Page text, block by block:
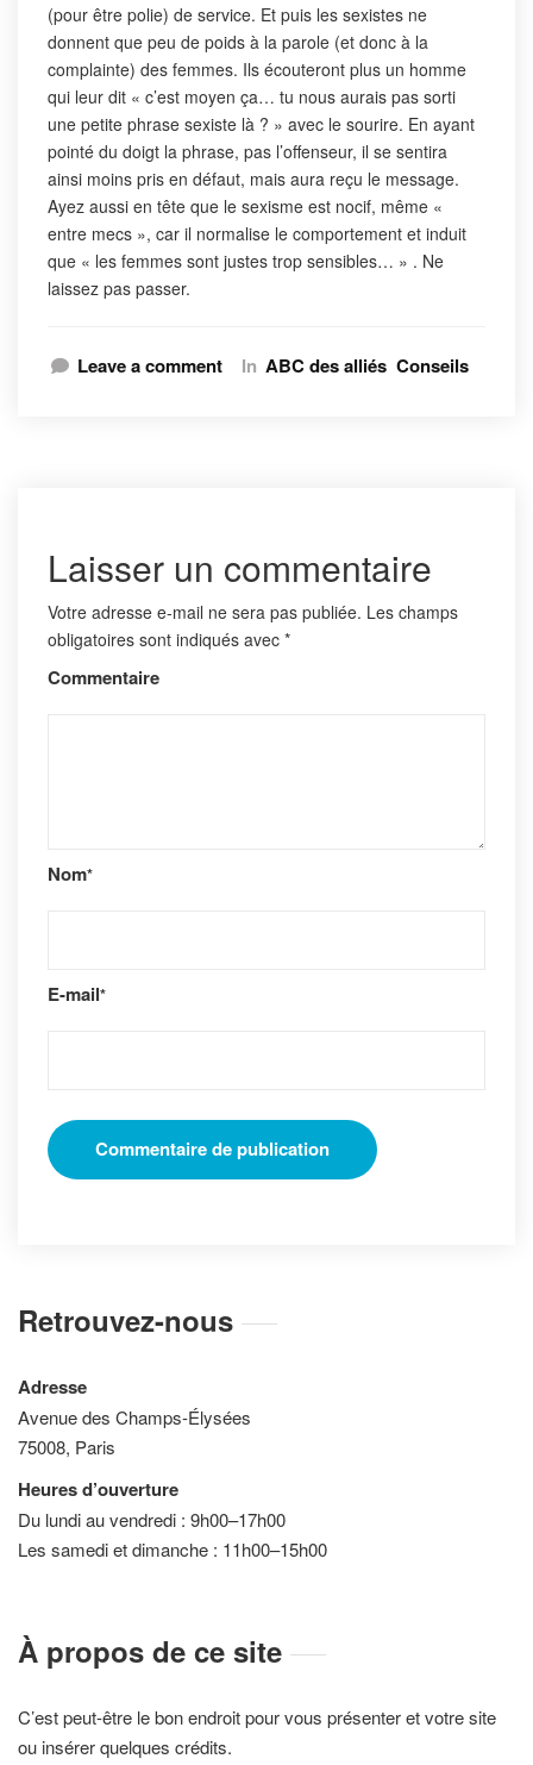
(pour être polie) de service. Et puis les sexistes ne
donnent que peu de poids à la parole (et donc à la
complainte) des femmes. Ils écouteront plus un homme
qui leur dit « c’est moyen ça… tu nous aurais pas sorti
une petite phrase sexiste là ? » avec le sourire. En ayant
pointé du doigt la phrase, pas l’offenseur, il se sentira
ainsi moins pris en défaut, mais aura reçu le message.
Ayez aussi en tête que le sexisme est nocif, même «
entre mecs », car il normalise le comportement et induit
que « les femmes sont justes trop sensibles… » . Ne
laissez pas passer.
Leave a comment In ABC des alliés Conseils
Laisser un commentaire
Votre adresse e-mail ne sera pas publiée. Les champs
obligatoires sont indiqués avec *
Commentaire
Nom*
E-mail*
Retrouvez-nous
Adresse
Avenue des Champs-Élysées
75008, Paris
Heures d’ouverture
Du lundi au vendredi : 9h00–17h00
Les samedi et dimanche : 11h00–15h00
À propos de ce site
C’est peut-être le bon endroit pour vous présenter et votre site
ou insérer quelques crédits.